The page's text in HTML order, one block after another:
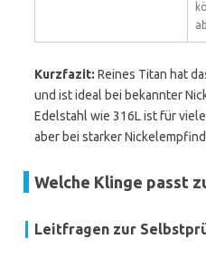
Kurzfazit: Reines Titan hat
und ist ideal bei bekannter
Edelstahl wie 316L ist für
aber bei starker
Welche Klinge passt
Leitfragen zur